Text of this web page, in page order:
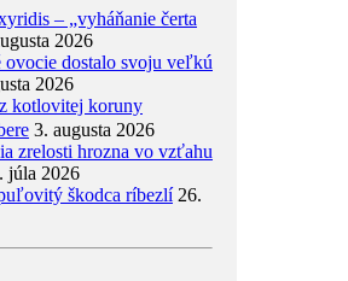
– „vyháňanie čerta
2026
dostalo svoju veľkú
2026
kotlovitej koruny
3. augusta 2026
zrelosti hrozna vo vzťahu
júla 2026
škodca ríbezlí 26.